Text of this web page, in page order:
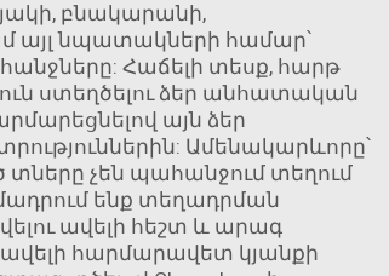
բնակարանի,
այլ նպատակների համար՝
Հաճելի տեսք, հարթ
ստեղծելու ձեր անհատական
այն ձեր
Ամենակարևորը՝
չեն պահանջում տեղում
ենք տեղադրման
ավելի հեշտ և արագ
ավելի հարմարավետ կյանքի